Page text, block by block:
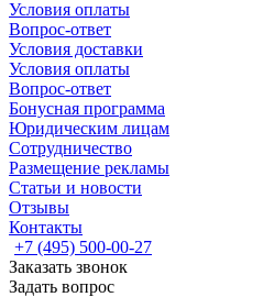
Условия оплаты
Вопрос-ответ
Условия доставки
Условия оплаты
Вопрос-ответ
Бонусная программа
Юридическим лицам
Сотрудничество
Размещение рекламы
Статьи и новости
Отзывы
Контакты
+7 (495) 500-00-27
Заказать звонок
Задать вопрос